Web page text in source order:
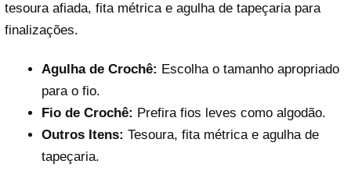
tesoura afiada, fita métrica e agulha de tapeçaria para
finalizações.
Agulha de Crochê: Escolha o tamanho apropriado
para o fio.
Fio de Crochê: Prefira fios leves como algodão.
Outros Itens: Tesoura, fita métrica e agulha de
tapeçaria.